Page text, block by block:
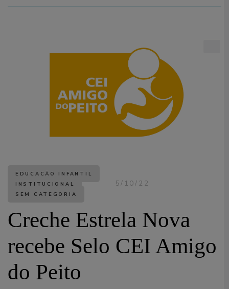
EDUCAÇÃO INFANTIL
INSTITUCIONAL
SEM CATEGORIA
5/10/22
Creche Estrela Nova
recebe Selo CEI Amigo
do Peito